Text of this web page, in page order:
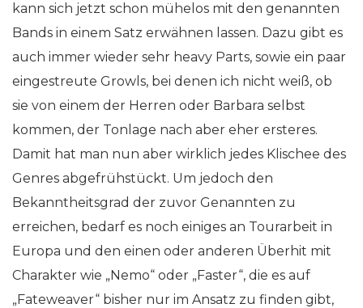
kann sich jetzt schon mühelos mit den genannten
Bands in einem Satz erwähnen lassen. Dazu gibt es
auch immer wieder sehr heavy Parts, sowie ein paar
eingestreute Growls, bei denen ich nicht weiß, ob
sie von einem der Herren oder Barbara selbst
kommen, der Tonlage nach aber eher ersteres.
Damit hat man nun aber wirklich jedes Klischee des
Genres abgefrühstückt. Um jedoch den
Bekanntheitsgrad der zuvor Genannten zu
erreichen, bedarf es noch einiges an Tourarbeit in
Europa und den einen oder anderen Überhit mit
Charakter wie „Nemo“ oder „Faster“, die es auf
„Fateweaver“ bisher nur im Ansatz zu finden gibt,